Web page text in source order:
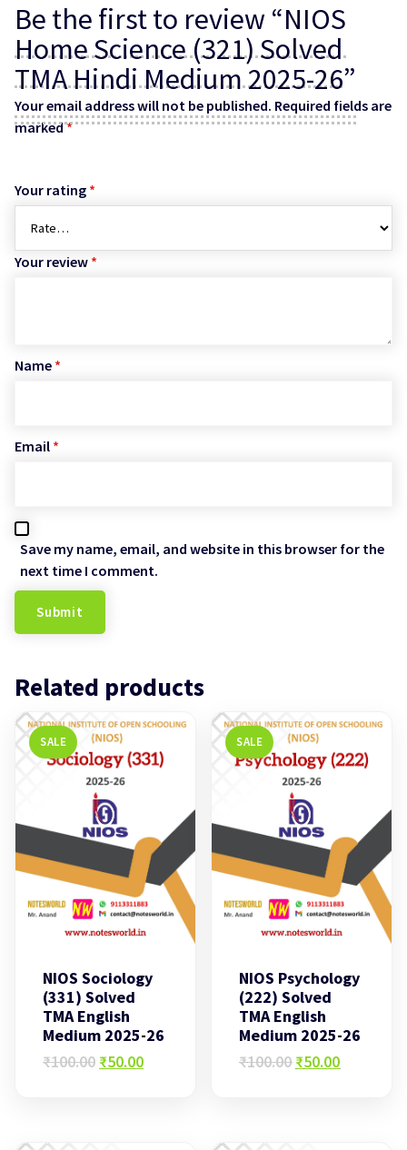
Be the first to review “NIOS
Home Science (321) Solved
TMA Hindi Medium 2025-26”
Your email address will not be published. Required fields are
marked*
Your rating *
Your review *
Name *
Email *
Save my name, email, and website in this browser for the
next time I comment.
Related products
SALE
NIOS Sociology
(331) Solved
TMA English
Medium 2025-26
₹100.00 Original
₹50.00Current
SALE
NIOS Psychology
(222) Solved
TMA English
Medium 2025-26
₹100.00 Original
₹50.00Current